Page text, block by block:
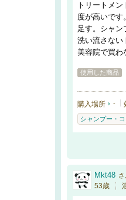
トリートメ
度が高いです
足す。シャン
洗い流さない
美容院で買わ
使用した商品
購入場所 -
シャンプー・
Mkt48 さ
53歳